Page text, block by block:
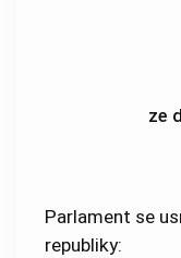
ze
Parlament se
republiky: